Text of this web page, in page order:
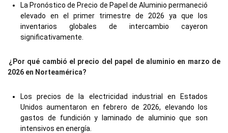
La Pronóstico de Precio de Papel de Aluminio permaneció
elevado en el primer trimestre de 2026 ya que los
inventarios globales de intercambio cayeron
significativamente.
¿Por qué cambió el precio del papel de aluminio en marzo de
2026 en Norteamérica?
Los precios de la electricidad industrial en Estados
Unidos aumentaron en febrero de 2026, elevando los
gastos de fundición y laminado de aluminio que son
intensivos en energía.